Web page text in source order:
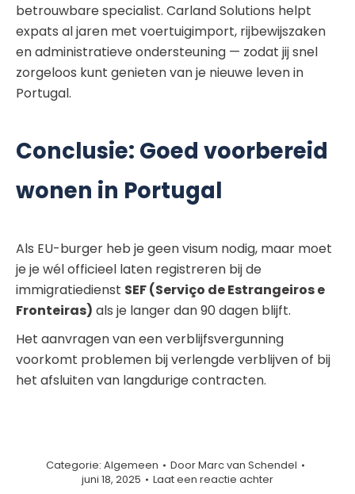
betrouwbare specialist. Carland Solutions helpt
expats al jaren met voertuigimport, rijbewijszaken
en administratieve ondersteuning — zodat jij snel
zorgeloos kunt genieten van je nieuwe leven in
Portugal.
Conclusie: Goed voorbereid
wonen in Portugal
Als EU-burger heb je geen visum nodig, maar moet
je je wél officieel laten registreren bij de
immigratiedienst SEF (Serviço de Estrangeiros e
Fronteiras) als je langer dan 90 dagen blijft.
Het aanvragen van een verblijfsvergunning
voorkomt problemen bij verlengde verblijven of bij
het afsluiten van langdurige contracten.
Categorie: Algemeen DoorMarc van Schendel
juni 18, 2025
Laat een reactie achter